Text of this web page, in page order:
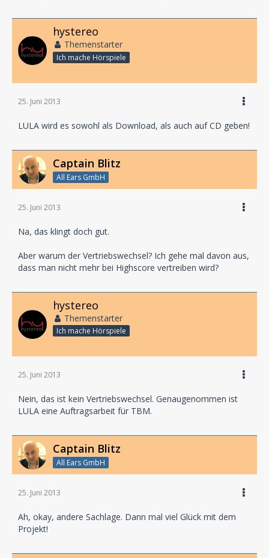
hystereo
Themenstarter
Ich mache Hörspiele
25. Juni 2013
LULA wird es sowohl als Download, als auch auf CD geben!
Captain Blitz
All Ears GmbH
25. Juni 2013
Na, das klingt doch gut.
Aber warum der Vertriebswechsel? Ich gehe mal davon aus,
dass man nicht mehr bei Highscore vertreiben wird?
hystereo
Themenstarter
Ich mache Hörspiele
25. Juni 2013
Nein, das ist kein Vertriebswechsel. Genaugenommen ist
LULA eine Auftragsarbeit für TBM.
Captain Blitz
All Ears GmbH
25. Juni 2013
Ah, okay, andere Sachlage. Dann mal viel Glück mit dem
Projekt!